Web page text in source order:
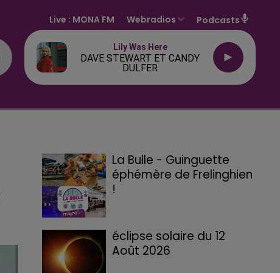
Live : MONA FM Webradios Podcasts
Lily Was Here
DAVE STEWART ET CANDY
DULFER
La Bulle - Guinguette
éphémère de Frelinghien
!
éclipse solaire du 12
Août 2026